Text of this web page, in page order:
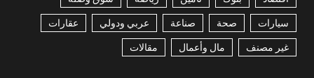
سيارات صحة صناعة عربي ودولي عقارات
غير مصنف مال وأعمال مقالات